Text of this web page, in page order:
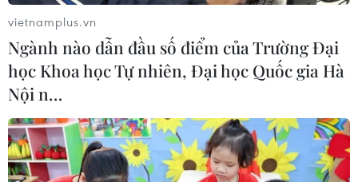
vietnamplus.vn
Ngành nào dẫn đầu số điểm của Trường Đại
học Khoa học Tự nhiên, Đại học Quốc gia Hà
Nội n…